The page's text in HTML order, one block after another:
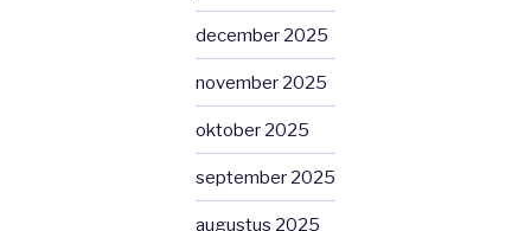
december 2025
november 2025
oktober 2025
september 2025
augustus 2025